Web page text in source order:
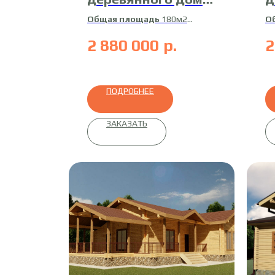
16-ДК-1
Общая площадь 180м2
Материалсухой
2 880 000 р.
ПОДРОБНЕЕ
ЗАКАЗАТЬ